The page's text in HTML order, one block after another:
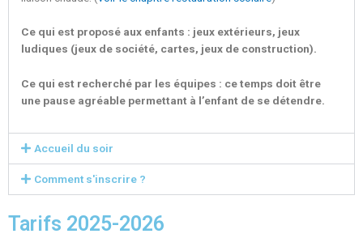
Ce qui est proposé aux enfants : jeux extérieurs, jeux
ludiques (jeux de société, cartes, jeux de construction).
Ce qui est recherché par les équipes : ce temps doit être
une pause agréable permettant à l’enfant de se détendre.
Accueil du soir
Comment s'inscrire ?
Tarifs 2025-2026